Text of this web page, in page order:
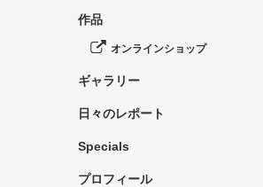
作品
オンラインショップ
ギャラリー
日々のレポート
Specials
プロフィール